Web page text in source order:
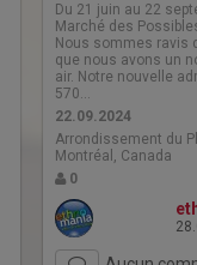
Du 21 juin au 22
Marché des
Nous sommes ravis
que nous avons un
air. Notre nouvelle
570…
22.09.2024
Arrondissement du
Montréal, Canada
0